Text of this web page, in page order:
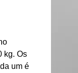
kg. Os
um é